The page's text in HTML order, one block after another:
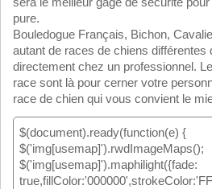
sera le meilleur gage de sécurité
pure.
Bouledogue Français, Bichon,
autant de races de chiens différentes
directement chez un professionnel.
race sont là pour cerner votre
race de chien qui vous convient le
$(document).ready(function(e) {
$('img[usemap]').rwdImageMaps();
$('img[usemap]').maphilight({fade: